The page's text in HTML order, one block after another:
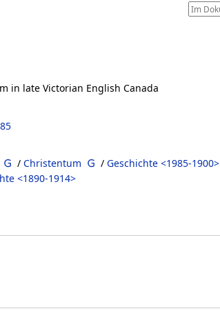
in late Victorian English Canada
/ Christentum / Geschichte <1985-1900>
<1890-1914>